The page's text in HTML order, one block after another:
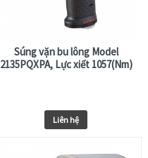
Súng vặn bu lông Model
2135PQXPA, Lực xiết 1057(Nm)
Liên hệ